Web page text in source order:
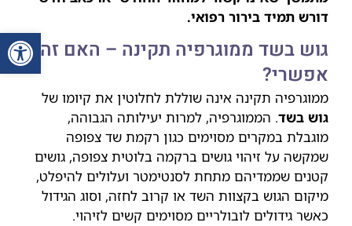
פתח
דורש תמיד בירור רפואי.
גוש בשד ממוגרפיה תקינה – האם זה
אפשרי?
ממוגרפיה תקינה אינה שוללת לחלוטין את קיומו של
גוש בשד. הממוגרפיה, למרות יעילותה הגבוהה,
מוגבלת במקרים מסוימים כגון רקמת שד צפופה
שמקשה על זיהוי גושים ברקמה בלוטית צפופה, גושים
קטנים שממדיהם מתחת לסנטימטר ועלולים להיפלט,
מיקום הגוש בקצוות השד או קרוב לחזה, וסוג הגידול
כאשר גידולים לובולריים מסוימים קשים לזיהוי.